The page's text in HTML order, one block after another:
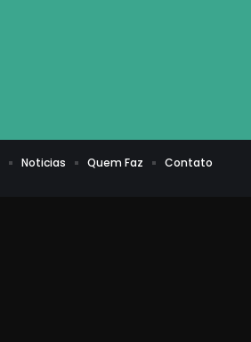
Noticias Quem Faz Contato